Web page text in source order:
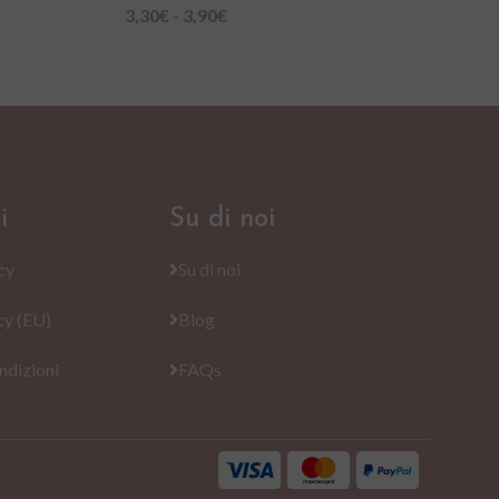
3,30€ - 3,90€
(EU)
Su di noi
Su di noi
Blog
FAQs